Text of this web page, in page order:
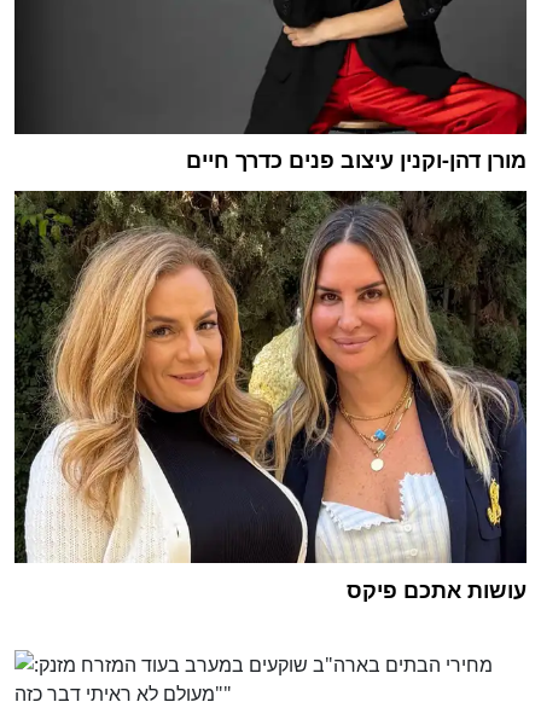
מורן דהן-וקנין עיצוב פנים כדרך חיים
עושות אתכם פיקס